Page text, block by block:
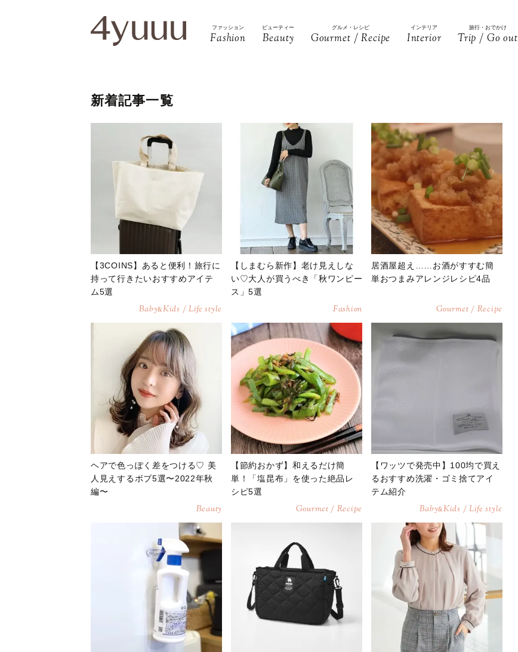
ファッション
Fashion
ビューティー
Beauty
グルメ・レシピ
Gourmet / Recipe
インテリア
Interior
旅行・おでかけ
Trip / Go out
新着記事一覧
【3COINS】あると便利！旅行に
持って行きたいおすすめアイテ
ム5選
Baby&Kids / Life style
【しまむら新作】老け見えしな
い♡大人が買うべき「秋ワンピー
ス」5選
Fashion
居酒屋超え……お酒がすすむ簡
単おつまみアレンジレシピ4品
Gourmet / Recipe
ヘアで色っぽく差をつける♡ 美
人見えするボブ5選〜2022年秋
編〜
Beauty
【節約おかず】和えるだけ簡
単！「塩昆布」を使った絶品レ
シピ5選
Gourmet / Recipe
【ワッツで発売中】100均で買え
るおすすめ洗濯・ゴミ捨てアイ
テム紹介
Baby&Kids / Life style